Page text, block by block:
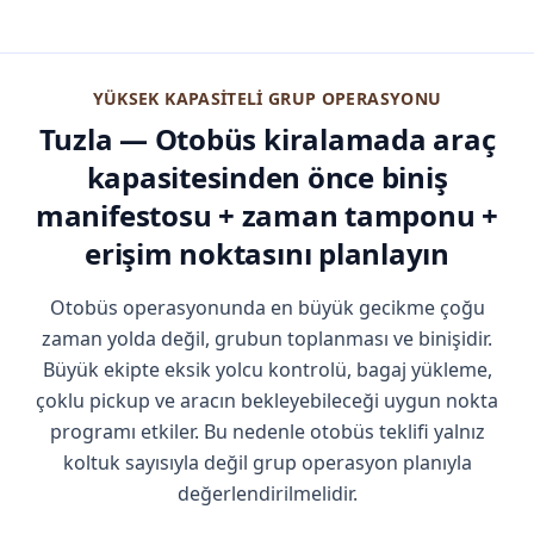
YÜKSEK KAPASITELI GRUP OPERASYONU
Tuzla — Otobüs kiralamada araç
kapasitesinden önce biniş
manifestosu + zaman tamponu +
erişim noktasını planlayın
Otobüs operasyonunda en büyük gecikme çoğu
zaman yolda değil, grubun toplanması ve binişidir.
Büyük ekipte eksik yolcu kontrolü, bagaj yükleme,
çoklu pickup ve aracın bekleyebileceği uygun nokta
programı etkiler. Bu nedenle otobüs teklifi yalnız
koltuk sayısıyla değil grup operasyon planıyla
değerlendirilmelidir.